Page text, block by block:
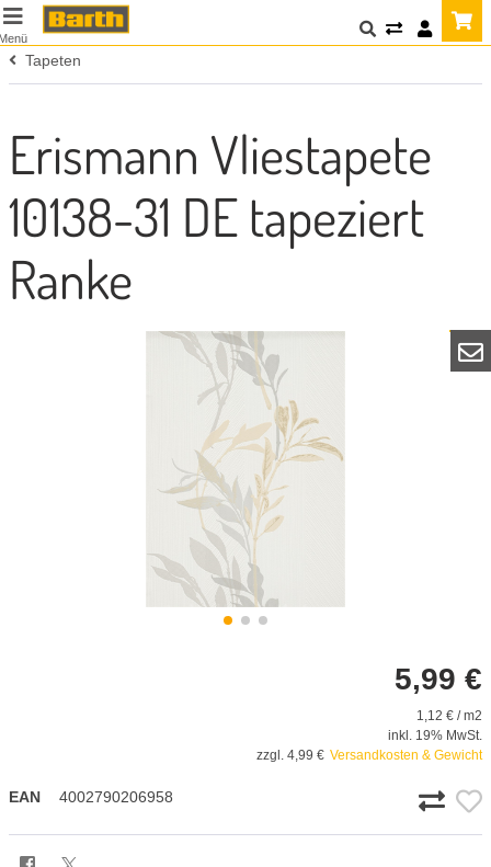
Tapeten
Erismann Vliestapete
10138-31 DE tapeziert
Ranke
5,99 €
1,12 € / m2
inkl. 19% MwSt.
zzgl. 4,99 € Versandkosten & Gewicht
EAN 4002790206958